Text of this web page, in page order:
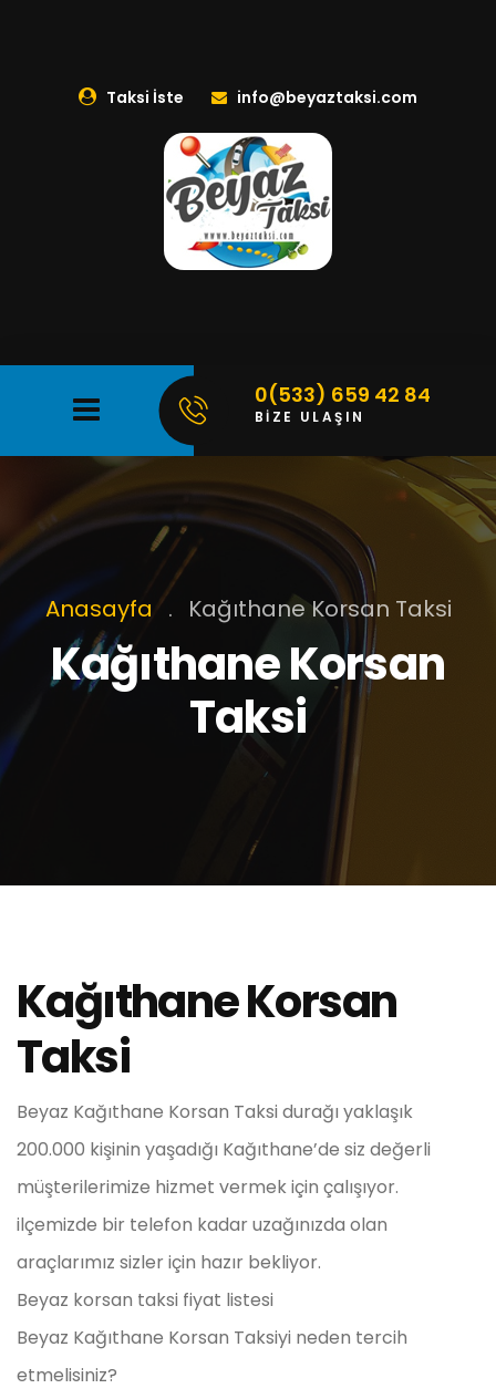
Taksi İste info@beyaztaksi.com
0(533) 659 42 84
BİZE ULAŞIN
Anasayfa . Kağıthane Korsan Taksi
Kağıthane Korsan
Taksi
Kağıthane Korsan
Taksi
Beyaz Kağıthane Korsan Taksi durağı yaklaşık
200.000 kişinin yaşadığı Kağıthane’de siz değerli
müşterilerimize hizmet vermek için çalışıyor.
ilçemizde bir telefon kadar uzağınızda olan
araçlarımız sizler için hazır bekliyor.
Beyaz korsan taksi fiyat listesi
Beyaz Kağıthane Korsan Taksiyi neden tercih
etmelisiniz?